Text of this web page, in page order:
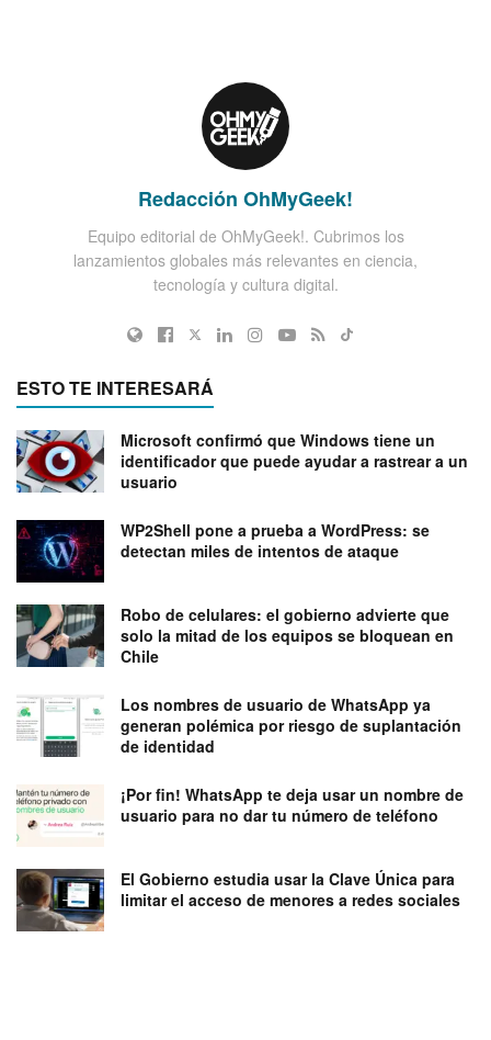
Redacción OhMyGeek!
Equipo editorial de OhMyGeek!. Cubrimos los
lanzamientos globales más relevantes en ciencia,
tecnología y cultura digital.
ESTO TE INTERESARÁ
Microsoft confirmó que Windows tiene un
identificador que puede ayudar a rastrear a un
usuario
WP2Shell pone a prueba a WordPress: se
detectan miles de intentos de ataque
Robo de celulares: el gobierno advierte que
solo la mitad de los equipos se bloquean en
Chile
Los nombres de usuario de WhatsApp ya
generan polémica por riesgo de suplantación
de identidad
¡Por fin! WhatsApp te deja usar un nombre de
usuario para no dar tu número de teléfono
El Gobierno estudia usar la Clave Única para
limitar el acceso de menores a redes sociales